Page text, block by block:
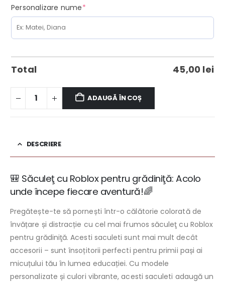
Personalizare nume*(required)
Total 45,00 lei
ADAUGĂ ÎN COȘ
DESCRIERE
🎒 Săculeţ cu Roblox pentru grădiniţă: Acolo
unde începe fiecare aventură!🌈
Pregătește-te să pornești într-o călătorie colorată de
învățare și distracție cu cel mai frumos săculeţ cu Roblox
pentru grădiniţă. Acesti saculeti sunt mai mult decât
accesorii – sunt însoțitorii perfecti pentru primii pași ai
micuțului tău în lumea educației. Cu modele
personalizate și culori vibrante, acesti saculeti adaugă un